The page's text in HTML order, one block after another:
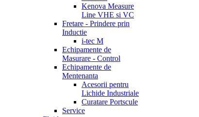
Kenova Measure
Line VHE si VC
Fretare - Prindere prin
Inductie
i-tec M
Echipamente de
Masurare - Control
Echipamente de
Mentenanta
Acesorii pentru
Lichide Industriale
Curatare Portscule
Service